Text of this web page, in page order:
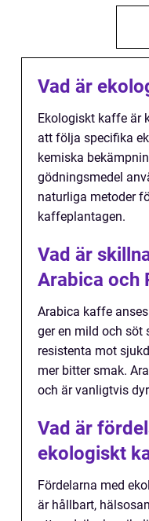
Vad är
Ekologiskt kaffe är
att följa specifika
kemiska
gödningsmedel
naturliga metoder
kaffeplantagen.
Vad är
Arabica och
Arabica kaffe
ger en mild och söt
resistenta mot
mer bitter smak.
och är vanligtvis
Vad är
ekologiskt
Fördelarna med
är hållbart,